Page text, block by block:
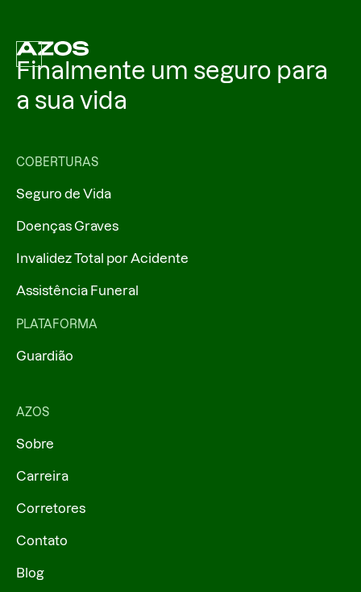
Finalmente um seguro para
a sua vida
COBERTURAS
Seguro de Vida
Doenças Graves
Invalidez Total por Acidente
Assistência Funeral
PLATAFORMA
Guardião
AZOS
Sobre
Carreira
Corretores
Contato
Blog